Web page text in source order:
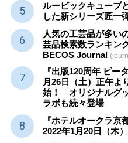
ルービックキューブ
した新シリーズ匠一
人気の工芸品が多い
芸品検索数ランキン
BECOS Journal
『出版120周年 ピ
月26日（土）正午よ
始！ オリジナルグ
ラボも続々登場
『ホテルオークラ京
2022年1月20日（木